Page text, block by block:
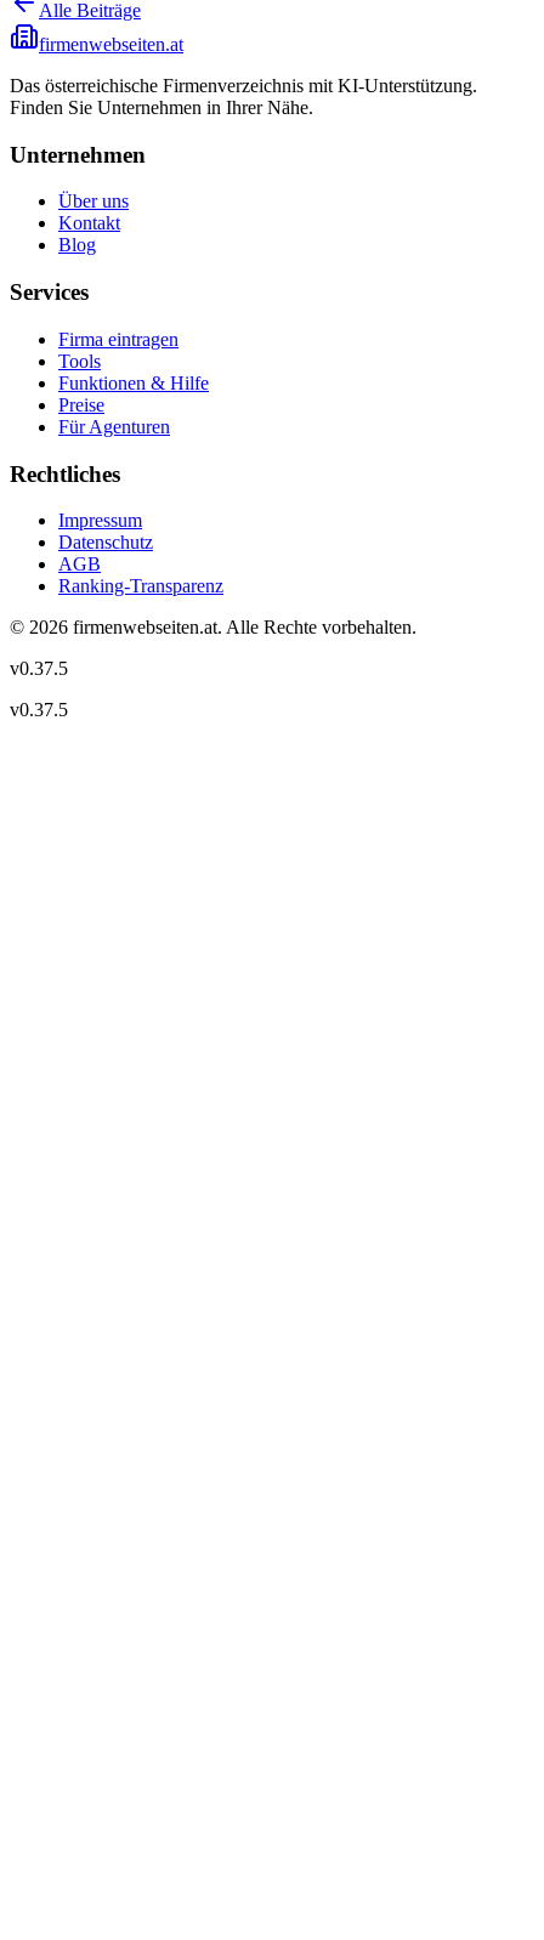
Alle Beiträge
firmenwebseiten.at
Das österreichische Firmenverzeichnis mit KI-Unterstützung.
Finden Sie Unternehmen in Ihrer Nähe.
Unternehmen
Über uns
Kontakt
Blog
Services
Firma eintragen
Tools
Funktionen & Hilfe
Preise
Für Agenturen
Rechtliches
Impressum
Datenschutz
AGB
Ranking-Transparenz
© 2026 firmenwebseiten.at. Alle Rechte vorbehalten.
v0.37.5
v0.37.5